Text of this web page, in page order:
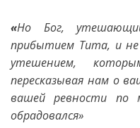
«Но Бог,
прибытием Тита, и
утешением,
пересказывая нам о
вашей ревности
обрадовался»